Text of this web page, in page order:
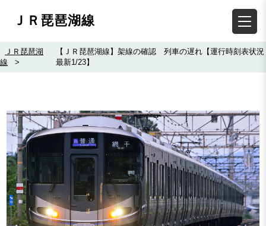
ＪＲ琵琶湖線
ＪＲ琵琶湖
線
>
【ＪＲ琵琶湖線】架線の確認 列車の遅れ【運行時刻表状況
最新1/23】